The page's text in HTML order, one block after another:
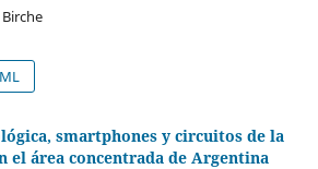
smartphones y circuitos de la
el área concentrada de Argentina